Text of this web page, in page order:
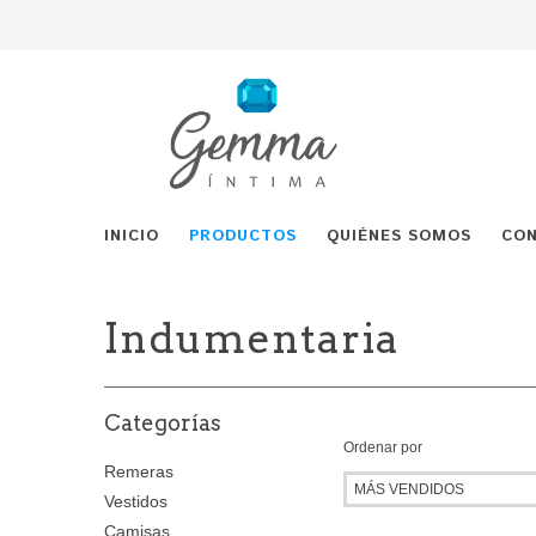
INICIO PRODUCTOS QUIÉNES SOMOS
Indumentaria
Categorías
Remeras
Vestidos
Camisas
Ordenar por